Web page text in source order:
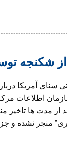
شکنجه
آمریکا
اطلاعات
از مدت ها تاخیر
منجر نشده و